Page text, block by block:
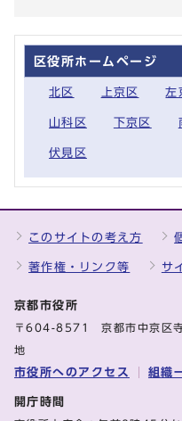
区役所ホームページ
北区 上京区 左
山科区 下京区
伏見区
このサイトの考え方
著作権・リンク等 サ
京都市役所
〒604-8571 京都市中京区寺
地
市役所へのアクセス 組織
開庁時間